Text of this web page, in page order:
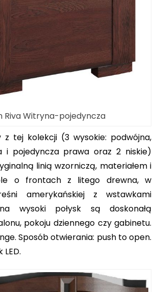
Riva Witryna-pojedyncza
z tej kolekcji (3 wysokie: podwójna,
i pojedyncza prawa oraz 2 niskie)
linią wzorniczą, materiałem i
o frontach z litego drewna, w
amerykańskiej z wstawkami
wysoki połysk są doskonałą
pokoju dziennego czy gabinetu.
Sposób otwierania: push to open.